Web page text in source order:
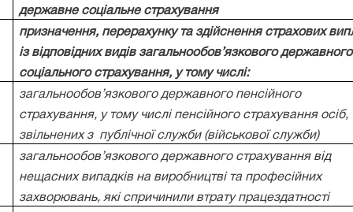
державне соціальне страхування
призначення, перерахунку та здійснення страхових
із відповідних видів загальнообов’язкового державного
соціального страхування, у тому числі:
загальнообов’язкового державного пенсійного
страхування, у тому числі пенсійного страхування осіб,
звільнених з
публічної служби (військової служби)
загальнообов’язкового державного страхування від
нещасних випадків на виробництві та професійних
захворювань, які спричинили втрату працездатності